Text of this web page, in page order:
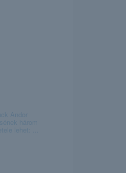
Andor
három
lehet: ...